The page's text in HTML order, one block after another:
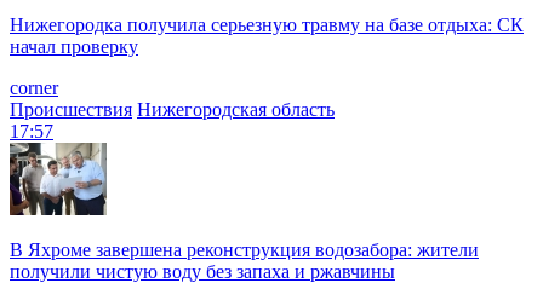
Нижегородка получила серьезную травму на базе отдыха: СК
начал проверку
corner
Происшествия Нижегородская область
17:57
В Яхроме завершена реконструкция водозабора: жители
получили чистую воду без запаха и ржавчины